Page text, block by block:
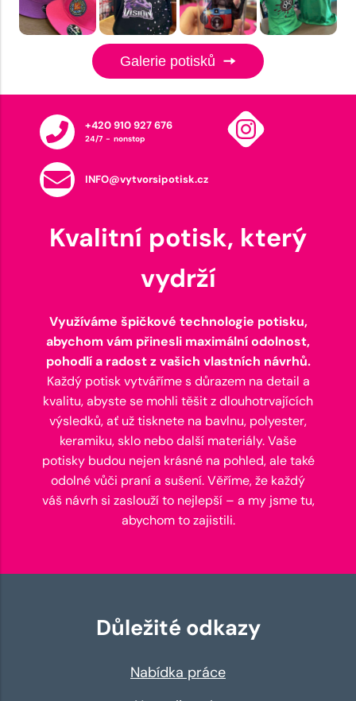
Galerie potisků
+420 910 927 676
24/7 - nonstop
INFO@vytvorsipotisk.cz
Kvalitní potisk, který
vydrží
Využíváme špičkové technologie potisku,
abychom vám přinesli maximální odolnost,
pohodlí a radost z vašich vlastních návrhů.
Každý potisk vytváříme s důrazem na detail a
kvalitu, abyste se mohli těšit z dlouhotrvajících
výsledků, ať už tisknete na bavlnu, polyester,
keramiku, sklo nebo další materiály. Vaše
potisky budou nejen krásné na pohled, ale také
odolné vůči praní a sušení. Věříme, že každý
váš návrh si zaslouží to nejlepší – a my jsme tu,
abychom to zajistili.
Důležité odkazy
Nabídka práce